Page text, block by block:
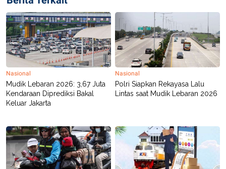
SITEMAPPROFILETERM
OF
USE
PEDOMAN
PEMBERITAAN
SIBER
PRIVACY
POLICY
Nasional
Mudik Lebaran 2026: 3,67 Juta
Kendaraan Diprediksi Bakal
Keluar Jakarta
Nasional
Polri Siapkan Rekayasa Lalu
Lintas saat Mudik Lebaran 2026